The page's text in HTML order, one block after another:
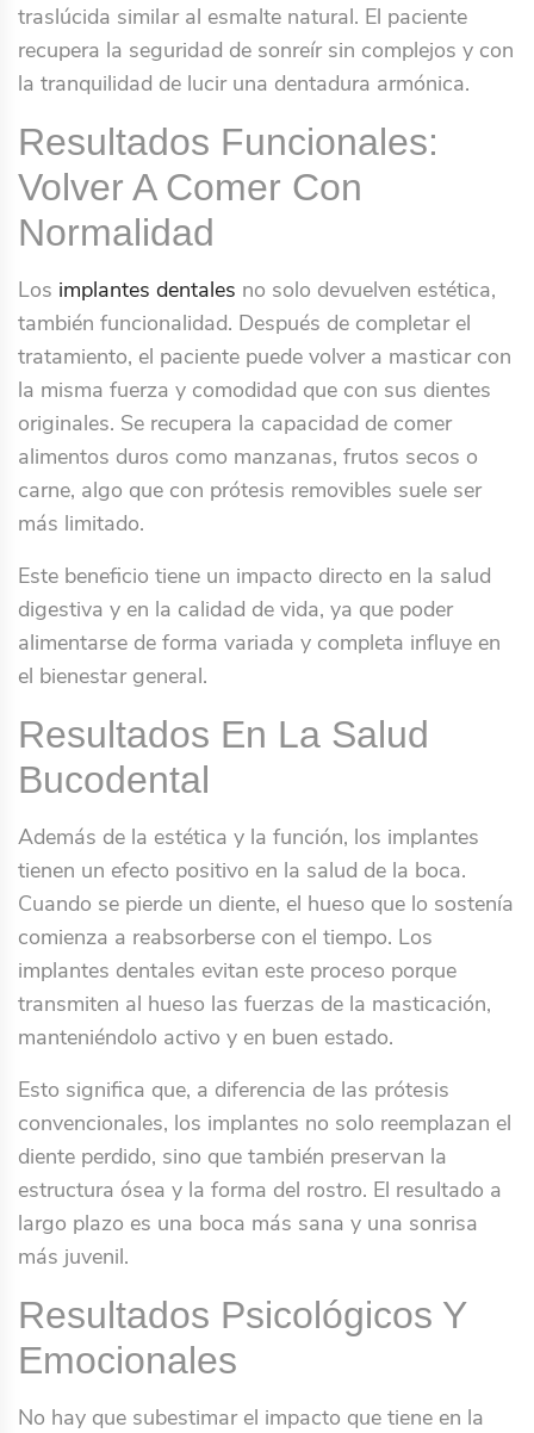
traslúcida similar al esmalte natural. El paciente
recupera la seguridad de sonreír sin complejos y con
la tranquilidad de lucir una dentadura armónica.
Resultados Funcionales:
Volver A Comer Con
Normalidad
Los implantes dentales no solo devuelven estética,
también funcionalidad. Después de completar el
tratamiento, el paciente puede volver a masticar con
la misma fuerza y comodidad que con sus dientes
originales. Se recupera la capacidad de comer
alimentos duros como manzanas, frutos secos o
carne, algo que con prótesis removibles suele ser
más limitado.
Este beneficio tiene un impacto directo en la salud
digestiva y en la calidad de vida, ya que poder
alimentarse de forma variada y completa influye en
el bienestar general.
Resultados En La Salud
Bucodental
Además de la estética y la función, los implantes
tienen un efecto positivo en la salud de la boca.
Cuando se pierde un diente, el hueso que lo sostenía
comienza a reabsorberse con el tiempo. Los
implantes dentales evitan este proceso porque
transmiten al hueso las fuerzas de la masticación,
manteniéndolo activo y en buen estado.
Esto significa que, a diferencia de las prótesis
convencionales, los implantes no solo reemplazan el
diente perdido, sino que también preservan la
estructura ósea y la forma del rostro. El resultado a
largo plazo es una boca más sana y una sonrisa
más juvenil.
Resultados Psicológicos Y
Emocionales
No hay que subestimar el impacto que tiene en la